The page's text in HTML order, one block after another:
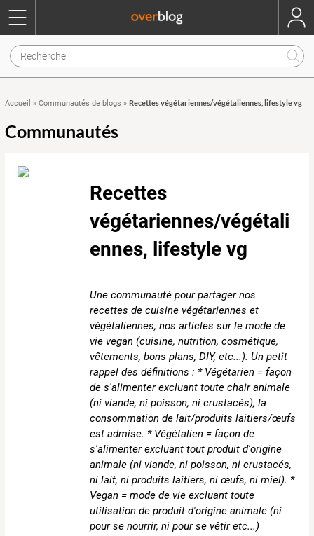
Accueil » Communautés de blogs » Recettes végétariennes/végétaliennes, lifestyle vg
Communautés
Recettes
végétariennes/végétali
ennes, lifestyle vg
Une communauté pour partager nos
recettes de cuisine végétariennes et
végétaliennes, nos articles sur le mode de
vie vegan (cuisine, nutrition, cosmétique,
vêtements, bons plans, DIY, etc...). Un petit
rappel des définitions : * Végétarien = façon
de s'alimenter excluant toute chair animale
(ni viande, ni poisson, ni crustacés), la
consommation de lait/produits laitiers/œufs
est admise. * Végétalien = façon de
s'alimenter excluant tout produit d'origine
animale (ni viande, ni poisson, ni crustacés,
ni lait, ni produits laitiers, ni œufs, ni miel). *
Vegan = mode de vie excluant toute
utilisation de produit d'origine animale (ni
pour se nourrir, ni pour se vêtir etc...)